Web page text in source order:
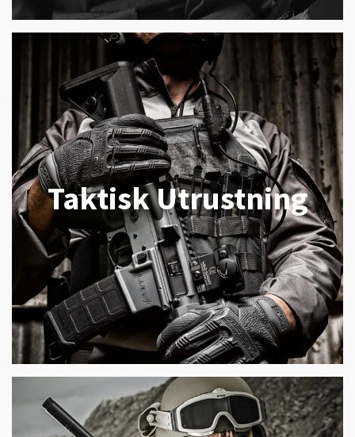
Taktisk Utrustning